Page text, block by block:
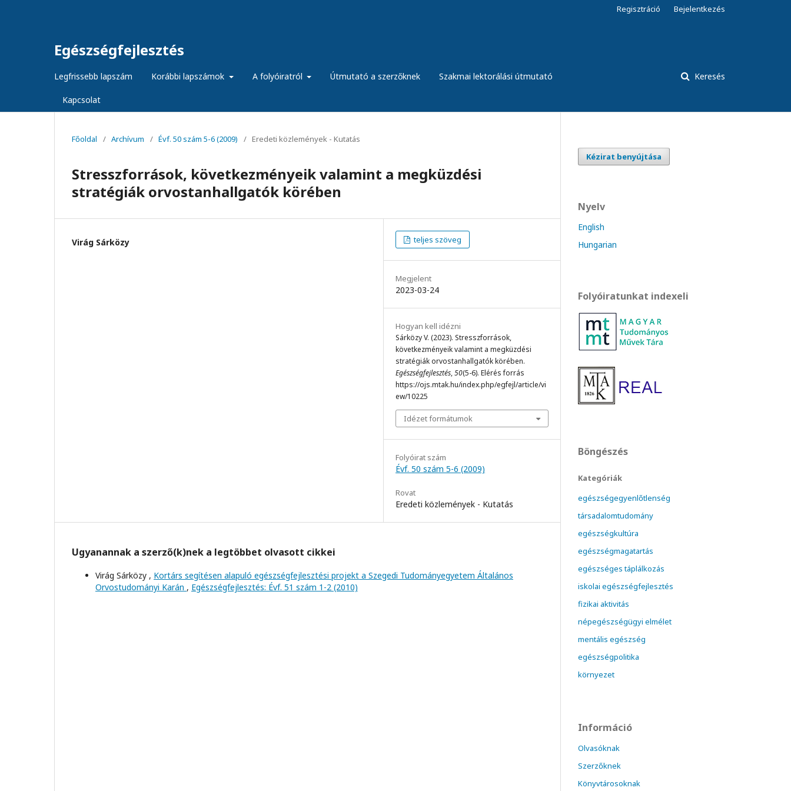
Egészségfejlesztés
Legfrissebb lapszám Korábbi lapszámok A folyóiratról Útmutató a szerzőknek Szakmai lektorálási útmutató
Kapcsolat
Keresés
Regisztráció Bejelentkezés
Főoldal / Archívum / Évf. 50 szám 5-6 (2009) / Eredeti közlemények - Kutatás
Stresszforrások, következményeik valamint a megküzdési
stratégiák orvostanhallgatók körében
Virág Sárközy teljes szöveg
Megjelent
2023-03-24
Hogyan kell idézni
Sárközy V. (2023). Stresszforrások,
következményeik valamint a megküzdési
stratégiák orvostanhallgatók körében.
Egészségfejlesztés,50(5-6). Elérés forrás
https://ojs.mtak.hu/index.php/egfejl/article/vi
ew/10225
Idézet formátumok
Folyóirat szám
Évf. 50 szám 5-6 (2009)
Rovat
Eredeti közlemények - Kutatás
Ugyanannak a szerző(k)nek a legtöbbet olvasott cikkei
Virág Sárközy , Kortárs segítésen alapuló egészségfejlesztési projekt a Szegedi Tudományegyetem Általános
Orvostudományi Karán , Egészségfejlesztés: Évf. 51 szám 1-2 (2010)
Kézirat benyújtása
Nyelv
English
Hungarian
Folyóiratunkat indexeli
Böngészés
Kategóriák
egészségegyenlőtlenség
társadalomtudomány
egészségkultúra
egészségmagatartás
egészséges táplálkozás
iskolai egészségfejlesztés
fizikai aktivitás
népegészségügyi elmélet
mentális egészség
egészségpolitika
környezet
Információ
Olvasóknak
Szerzőknek
Könyvtárosoknak